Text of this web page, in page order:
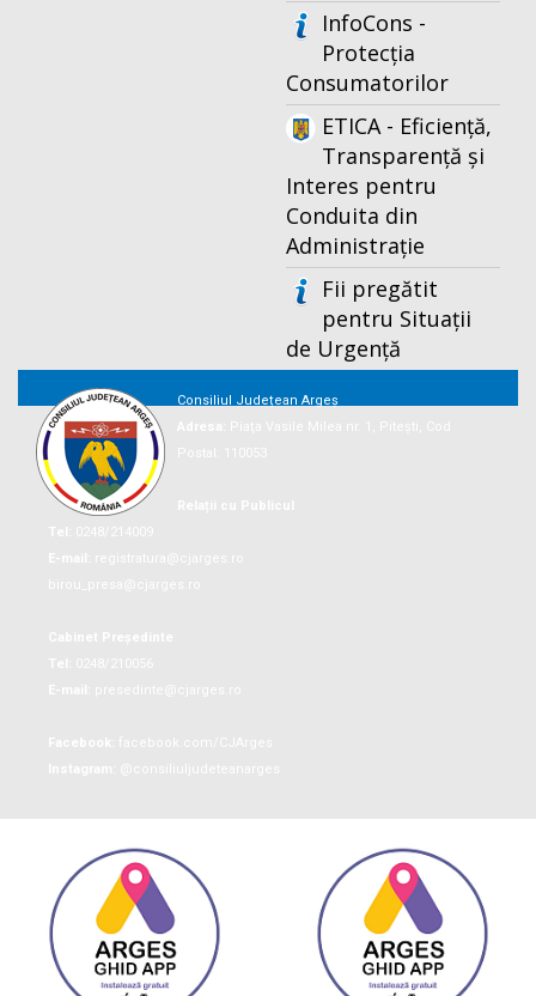
InfoCons -
Protecția
Consumatorilor
ETICA - Eficiență,
Transparență și
Interes pentru
Conduita din
Administrație
Fii pregătit
pentru Situații
de Urgență
Consiliul Județean Argeș